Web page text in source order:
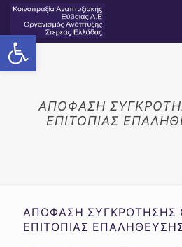
Ανοίξτε τη γραμμή εργαλείων
ΑΠΟΦΑΣΗ
ΕΠΙΤΟΠΙΑΣ
ΑΠΟΦΑΣΗ ΣΥΓΚΡΟΤΗΣΗΣ
ΕΠΙΤΟΠΙΑΣ